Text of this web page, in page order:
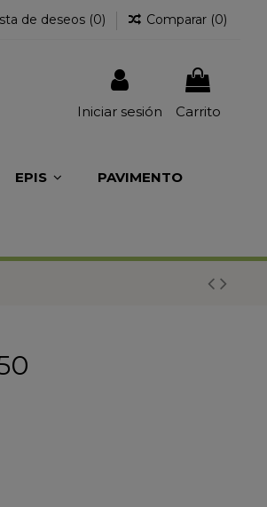
de deseos (0) Comparar (0)
Iniciar sesión Carrito
EPIS PAVIMENTO